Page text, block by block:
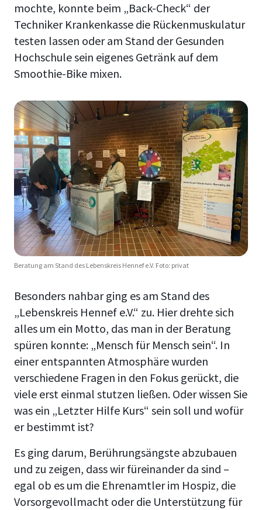
mochte, konnte beim „Back-Check“ der
Techniker Krankenkasse die Rückenmuskulatur
testen lassen oder am Stand der Gesunden
Hochschule sein eigenes Getränk auf dem
Smoothie-Bike mixen.
Beratung am Stand des Lebenskreis Hennef e.V. Foto: privat
Besonders nahbar ging es am Stand des
„Lebenskreis Hennef e.V.“ zu. Hier drehte sich
alles um ein Motto, das man in der Beratung
spüren konnte: „Mensch für Mensch sein“. In
einer entspannten Atmosphäre wurden
verschiedene Fragen in den Fokus gerückt, die
viele erst einmal stutzen ließen. Oder wissen Sie
was ein „Letzter Hilfe Kurs“ sein soll und wofür
er bestimmt ist?
Es ging darum, Berührungsängste abzubauen
und zu zeigen, dass wir füreinander da sind –
egal ob es um die Ehrenamtler im Hospiz, die
Vorsorgevollmacht oder die Unterstützung für